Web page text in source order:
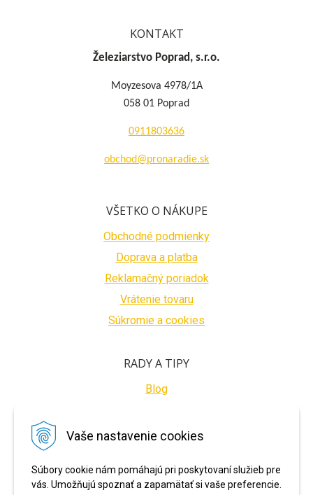
Vaše nastavenie cookies
Súbory cookie nám pomáhajú pri poskytovaní služieb pre
vás. Umožňujú spoznať a zapamätať si vaše preferencie.
KONTAKT
Železiarstvo Poprad, s.r.o.
Moyzesova 4978/1A
058 01 Poprad
0911803636
obchod@pronaradie.sk
VŠETKO O NÁKUPE
Obchodné podmienky
Doprava a platba
Reklamačný poriadok
Vrátenie tovaru
Súkromie a cookies
RADY A TIPY
Blog
BEZPEČNÉ PLATBY